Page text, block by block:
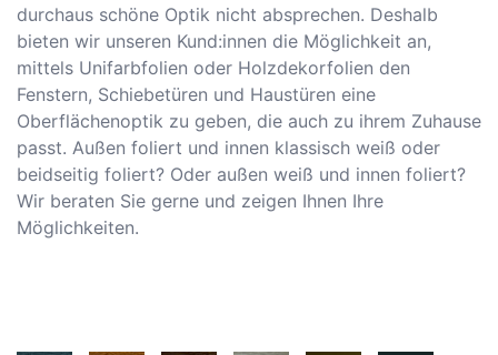
durchaus schöne Optik nicht absprechen. Deshalb
bieten wir unseren Kund:innen die Möglichkeit an,
mittels Unifarbfolien oder Holzdekorfolien den
Fenstern, Schiebetüren und Haustüren eine
Oberflächenoptik zu geben, die auch zu ihrem Zuhause
passt. Außen foliert und innen klassisch weiß oder
beidseitig foliert? Oder außen weiß und innen foliert?
Wir beraten Sie gerne und zeigen Ihnen Ihre
Möglichkeiten.